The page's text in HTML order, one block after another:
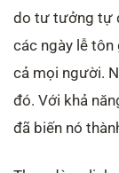
do tư tưởng tự
các ngày lễ tôn
cả mọi người.
đó. Với khả
đã biến nó